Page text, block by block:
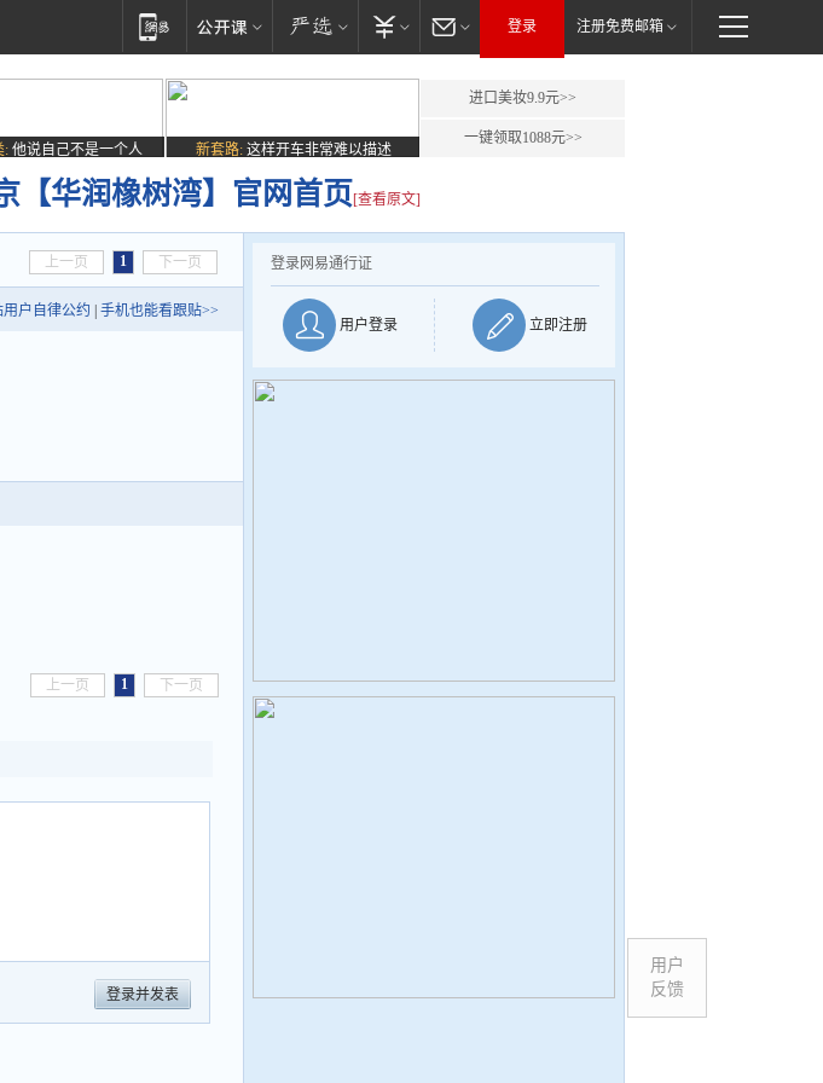
登录 注册免费邮箱
: 他说自己不是一个人 新套路: 这样开车非常难以描述
进口美妆9.9元>>
一键领取1088元>>
【华润橡树湾】官网首页 [查看原文]
上一页 1 下一页
用户自律公约 手机也能看跟贴>>
上一页 1 下一页
登录并发表
登录网易通行证
用户登录 立即注册
用户
反馈